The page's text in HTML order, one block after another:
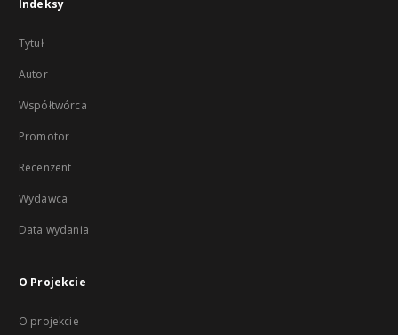
Indeksy
Tytuł
Autor
Współtwórca
Promotor
Recenzent
Wydawca
Data wydania
O Projekcie
O projekcie